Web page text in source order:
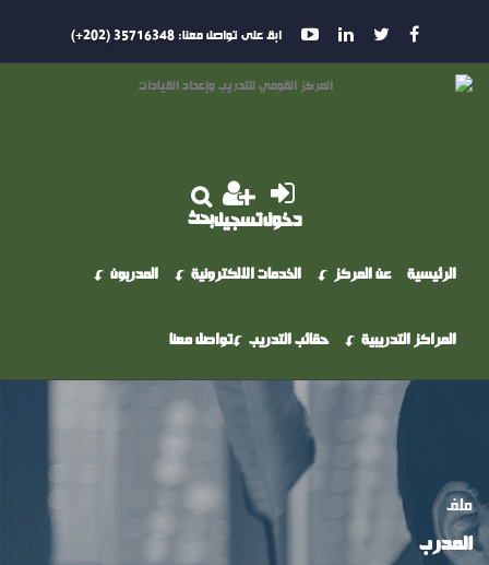
ابق على تواصل معنا:35716348 (202+)
دخولتسجيلبحث
الرئيسية عن المركز الخدمات الالكترونية المدربون
المراكز التدريبية حقائب التدريب تواصل معنا
ملف
المدرب